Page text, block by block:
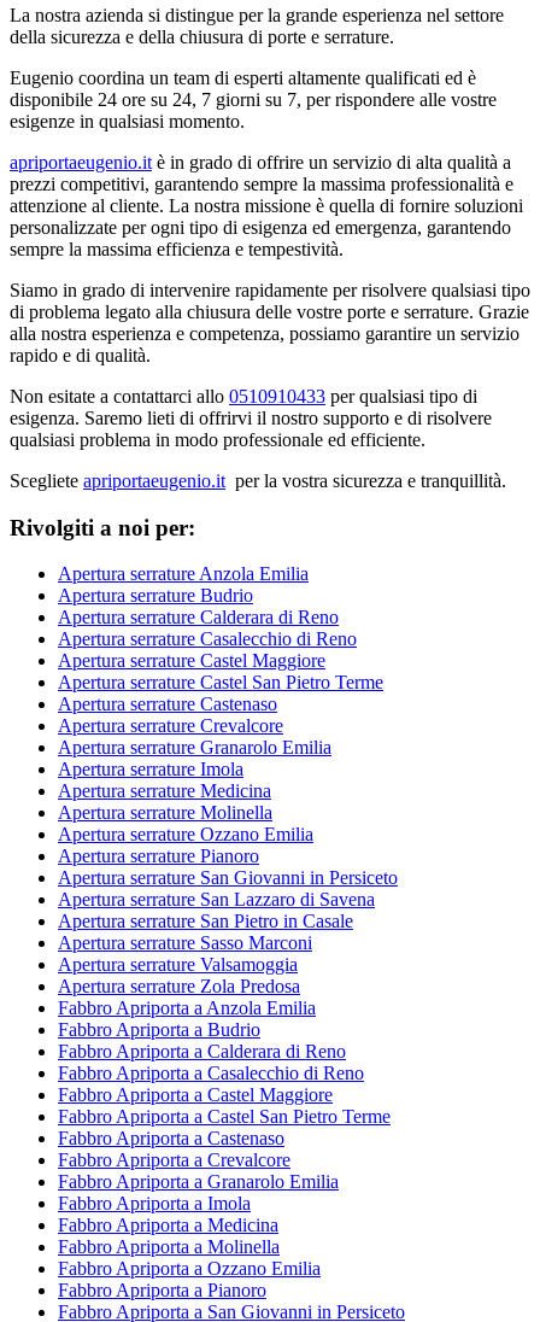
La nostra azienda si distingue per la grande esperienza nel settore
della sicurezza e della chiusura di porte e serrature.
Eugenio coordina un team di esperti altamente qualificati ed è
disponibile 24 ore su 24, 7 giorni su 7, per rispondere alle vostre
esigenze in qualsiasi momento.
apriportaeugenio.it è in grado di offrire un servizio di alta qualità a
prezzi competitivi, garantendo sempre la massima professionalità e
attenzione al cliente. La nostra missione è quella di fornire soluzioni
personalizzate per ogni tipo di esigenza ed emergenza, garantendo
sempre la massima efficienza e tempestività.
Siamo in grado di intervenire rapidamente per risolvere qualsiasi tipo
di problema legato alla chiusura delle vostre porte e serrature. Grazie
alla nostra esperienza e competenza, possiamo garantire un servizio
rapido e di qualità.
Non esitate a contattarci allo 0510910433 per qualsiasi tipo di
esigenza. Saremo lieti di offrirvi il nostro supporto e di risolvere
qualsiasi problema in modo professionale ed efficiente.
Scegliete apriportaeugenio.it per la vostra sicurezza e tranquillità.
Rivolgiti a noi per:
Apertura serrature Anzola Emilia
Apertura serrature Budrio
Apertura serrature Calderara di Reno
Apertura serrature Casalecchio di Reno
Apertura serrature Castel Maggiore
Apertura serrature Castel San Pietro Terme
Apertura serrature Castenaso
Apertura serrature Crevalcore
Apertura serrature Granarolo Emilia
Apertura serrature Imola
Apertura serrature Medicina
Apertura serrature Molinella
Apertura serrature Ozzano Emilia
Apertura serrature Pianoro
Apertura serrature San Giovanni in Persiceto
Apertura serrature San Lazzaro di Savena
Apertura serrature San Pietro in Casale
Apertura serrature Sasso Marconi
Apertura serrature Valsamoggia
Apertura serrature Zola Predosa
Fabbro Apriporta a Anzola Emilia
Fabbro Apriporta a Budrio
Fabbro Apriporta a Calderara di Reno
Fabbro Apriporta a Casalecchio di Reno
Fabbro Apriporta a Castel Maggiore
Fabbro Apriporta a Castel San Pietro Terme
Fabbro Apriporta a Castenaso
Fabbro Apriporta a Crevalcore
Fabbro Apriporta a Granarolo Emilia
Fabbro Apriporta a Imola
Fabbro Apriporta a Medicina
Fabbro Apriporta a Molinella
Fabbro Apriporta a Ozzano Emilia
Fabbro Apriporta a Pianoro
Fabbro Apriporta a San Giovanni in Persiceto